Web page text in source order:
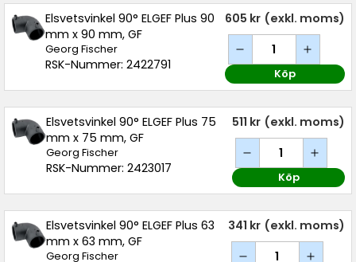
Elsvetsvinkel 90° ELGEF Plus 90
mm x 90 mm, GF
Georg Fischer
RSK-Nummer: 2422791
605 kr (exkl. moms)
Köp
Elsvetsvinkel 90° ELGEF Plus 75
mm x 75 mm, GF
Georg Fischer
RSK-Nummer: 2423017
511 kr (exkl. moms)
Köp
Elsvetsvinkel 90° ELGEF Plus 63
mm x 63 mm, GF
Georg Fischer
341 kr (exkl. moms)